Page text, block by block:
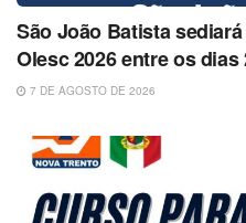
São João Batista
Olesc 2026 entre os
7 DE AGOSTO DE 2026